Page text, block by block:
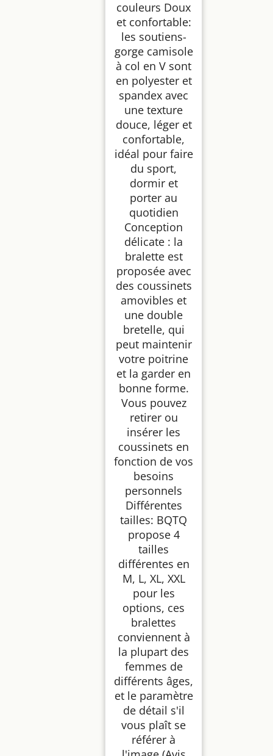
couleurs Doux
et confortable:
les soutiens-
gorge camisole
à col en V sont
en polyester et
spandex avec
une texture
douce, léger et
confortable,
idéal pour faire
du sport,
dormir et
porter au
quotidien
Conception
délicate : la
bralette est
proposée avec
des coussinets
amovibles et
une double
bretelle, qui
peut maintenir
votre poitrine
et la garder en
bonne forme.
Vous pouvez
retirer ou
insérer les
coussinets en
fonction de vos
besoins
personnels
Différentes
tailles: BQTQ
propose 4
tailles
différentes en
M, L, XL, XXL
pour les
options, ces
bralettes
conviennent à
la plupart des
femmes de
différents âges,
et le paramètre
de détail s'il
vous plaît se
référer à